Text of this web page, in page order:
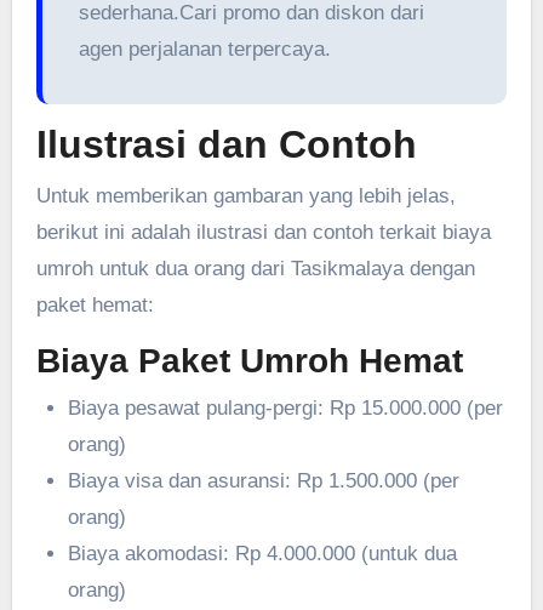
sederhana.Cari promo dan diskon dari
agen perjalanan terpercaya.
Ilustrasi dan Contoh
Untuk memberikan gambaran yang lebih jelas,
berikut ini adalah ilustrasi dan contoh terkait biaya
umroh untuk dua orang dari Tasikmalaya dengan
paket hemat:
Biaya Paket Umroh Hemat
Biaya pesawat pulang-pergi: Rp 15.000.000 (per
orang)
Biaya visa dan asuransi: Rp 1.500.000 (per
orang)
Biaya akomodasi: Rp 4.000.000 (untuk dua
orang)